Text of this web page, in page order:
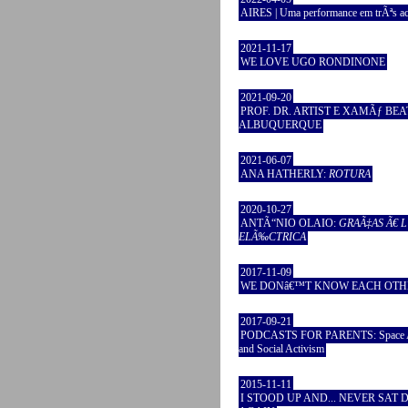
AIRES | Uma performance em trÃªs
2021-11-17
WE LOVE UGO RONDINONE
2021-09-20
PROF. DR. ARTIST E XAMÃƒ
ALBUQUERQUE
2021-06-07
ANA HATHERLY: ROTURA
2020-10-27
ANTÃ“NIO OLAIO: GRAÃ‡AS Ã€
ELÃ‰CTRICA
2017-11-09
WE DONâ€™T KNOW EACH
2017-09-21
PODCASTS FOR PARENTS: Space
and Social Activism
2015-11-11
I STOOD UP AND... NEVER SAT